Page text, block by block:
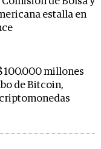
estalla en
100.000 millones
de Bitcoin,